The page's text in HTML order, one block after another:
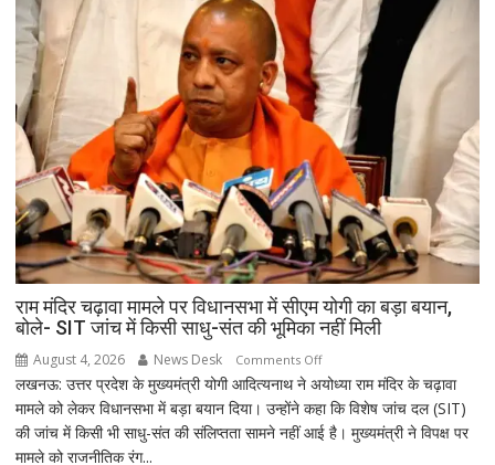
पहले
खत्म,
सपा
के
हंगामे
के
बीच
स्पीकर
ने
सदन
किया
अनिश्चितकाल
के
लिए
राम मंदिर चढ़ावा मामले पर विधानसभा में सीएम योगी का बड़ा बयान,
बोले- SIT जांच में किसी साधु-संत की भूमिका नहीं मिली
August 4, 2026 News Desk Comments Offon
राम
मंदिर
चढ़ावा
लखनऊ: उत्तर प्रदेश के मुख्यमंत्री योगी आदित्यनाथ ने अयोध्या राम मंदिर के चढ़ावा
मामले को लेकर विधानसभा में बड़ा बयान दिया। उन्होंने कहा कि विशेष जांच दल (SIT)
की जांच में किसी भी साधु-संत की संलिप्तता सामने नहीं आई है। मुख्यमंत्री ने विपक्ष पर
मामले को राजनीतिक रंग...